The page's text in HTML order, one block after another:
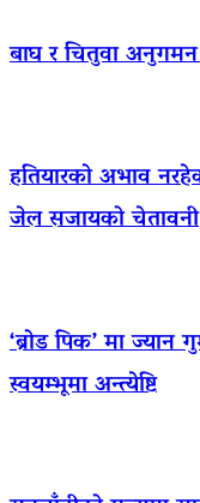
बाघ र चितुवा
हतियारको अभाव
जेल सजायको चेतावनी
‘ब्रोड पिक’ मा
स्वयम्भूमा अन्त्येष्टि